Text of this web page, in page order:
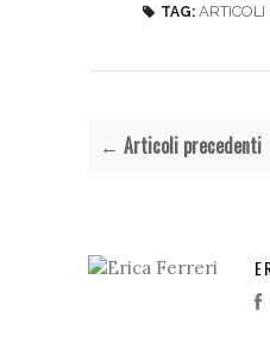
TAG:
← Articoli precedenti